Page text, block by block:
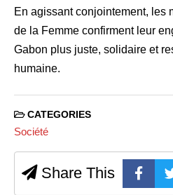
En agissant conjointement, les
de la Femme confirment leur
Gabon plus juste, solidaire et
humaine.
CATEGORIES
Société
Share This